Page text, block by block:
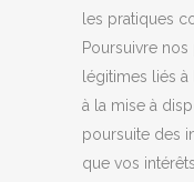
les pratiques
Poursuivre
légitimes liés à
à la mise à
poursuite des
que vos